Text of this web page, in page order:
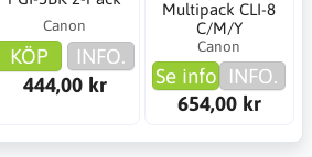
Canon
KÖP
INFO.
444,00 kr
Multipack CLI-8
C/M/Y
Canon
Se info INFO.
654,00 kr